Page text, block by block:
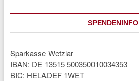
SPENDENINFO
Sparkasse Wetzlar
IBAN: DE 13515 500350010034353
BIC: HELADEF 1WET